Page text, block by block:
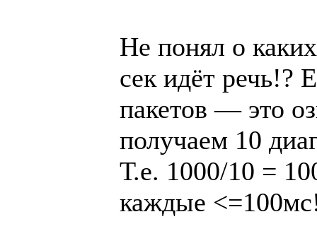
Не понял о
сек идёт речь!?
пакетов — это
получаем 10
Т.е. 1000/10 =
каждые